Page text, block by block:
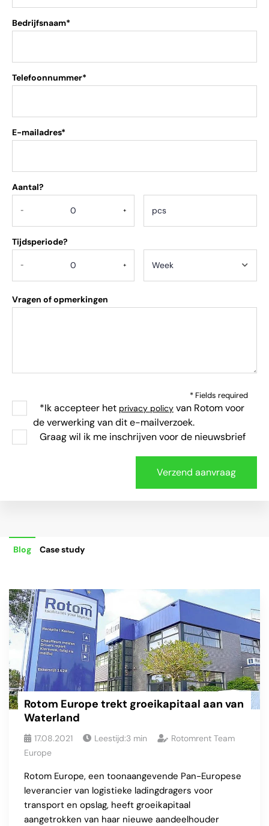
Bedrijfsnaam*
Telefoonnummer*
E-mailadres*
Aantal?
- +
Tijdsperiode?
- +
Vragen of opmerkingen
* Fields required
*Ik accepteer het privacy policy van Rotom voor
de verwerking van dit e-mailverzoek.
Graag wil ik me inschrijven voor de nieuwsbrief
Blog Case study
Rotom Europe trekt groeikapitaal aan van
Waterland
17.08.2021 Leestijd:3 min
Rotomrent Team
Europe
Rotom Europe, een toonaangevende Pan-Europese
leverancier van logistieke ladingdragers voor
transport en opslag, heeft groeikapitaal
aangetrokken van haar nieuwe aandeelhouder